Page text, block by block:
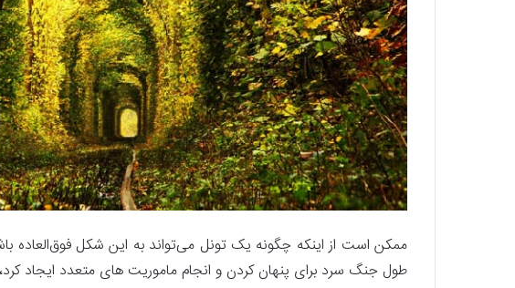
ممکن است از اینکه چگونه یک تونل می‌تواند به این شکل فوق‌العاده
طول جنگ سرد برای پنهان کردن و انجام ماموریت های متعدد ایجاد